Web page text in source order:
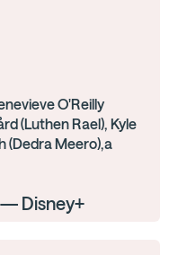
O'Reilly
(Luthen Rael), Kyle
(Dedra Meero),a
— Disney+